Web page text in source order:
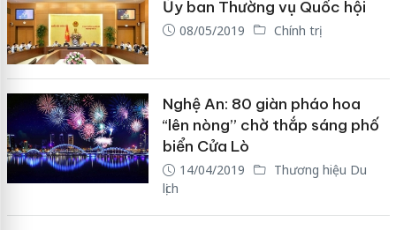
Ủy ban Thường vụ Quốc hội
08/05/2019 Chính trị
Nghệ An: 80 giàn pháo hoa
“lên nòng” chờ thắp sáng phố
biển Cửa Lò
14/04/2019
Thương hiệu Du
lịch